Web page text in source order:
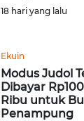
18 hari yang lalu
Ekuin
Modus Judol
Dibayar
Ribu untuk
Penampung